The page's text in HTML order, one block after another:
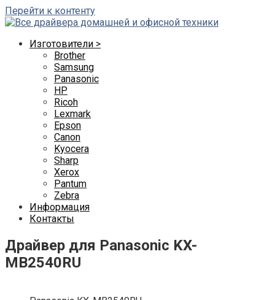
Перейти к контенту
Изготовители >
Brother
Samsung
Panasonic
HP
Ricoh
Lexmark
Epson
Canon
Kyocera
Sharp
Xerox
Pantum
Zebra
Информация
Контакты
Драйвер для Panasonic KX-
MB2540RU